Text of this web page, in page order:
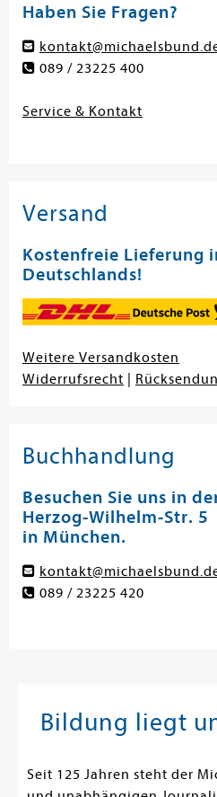
Haben Sie Fragen?
089 / 23225 400
Service & Kontakt
Versand
Kostenfreie Lieferung
Deutschlands!
Weitere Versandkosten
Widerrufsrecht
Buchhandlung
Besuchen Sie uns in
Herzog-Wilhelm-Str. 5
in München.
089 / 23225 420
Bildung liegt
Seit 125 Jahren steht der